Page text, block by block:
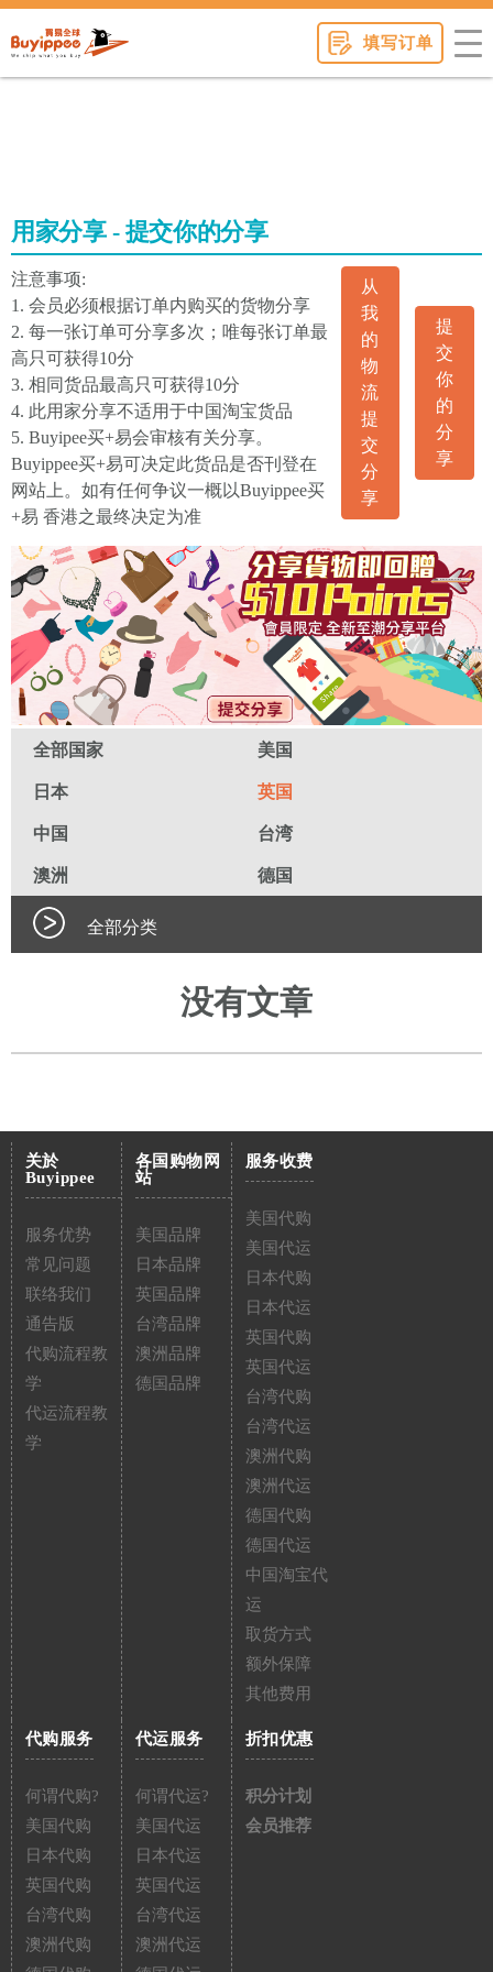
填写订单
用家分享 - 提交你的分享
注意事项:
1. 会员必须根据订单内购买的货物分享
2. 每一张订单可分享多次；唯每张订单最
高只可获得10分
3. 相同货品最高只可获得10分
4. 此用家分享不适用于中国淘宝货品
5. Buyipee买+易会审核有关分享。
Buyippee买+易可决定此货品是否刊登在
网站上。如有任何争议一概以Buyippee买
+易 香港之最终决定为准
从
我
的
物
流
提
交
分
享
提
交
你
的
分
享
全部国家 美国
日本 英国
中国 台湾
澳洲 德国
全部分类
没有文章
关於
Buyippee
服务优势
常见问题
联络我们
通告版
代购流程教
学
代运流程教
学
各国购物网
站
美国品牌
日本品牌
英国品牌
台湾品牌
澳洲品牌
德国品牌
服务收费
美国代购
美国代运
日本代购
日本代运
英国代购
英国代运
台湾代购
台湾代运
澳洲代购
澳洲代运
德国代购
德国代运
中国淘宝代
运
取货方式
额外保障
其他费用
代购服务
何谓代购?
美国代购
日本代购
英国代购
台湾代购
澳洲代购
代运服务
何谓代运?
美国代运
日本代运
英国代运
台湾代运
澳洲代运
折扣优惠
积分计划
会员推荐